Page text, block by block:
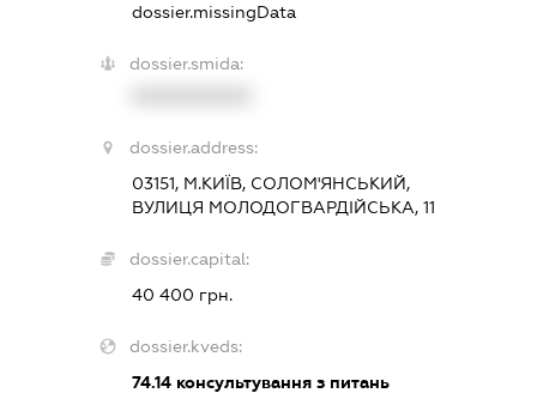
dossier.missingData
dossier.smida:
dossier.address:
03151, М.КИЇВ, СОЛОМ'ЯНСЬКИЙ,
ВУЛИЦЯ МОЛОДОГВАРДІЙСЬКА, 11
dossier.capital:
40 400 грн.
dossier.kveds:
74.14консультування з питань